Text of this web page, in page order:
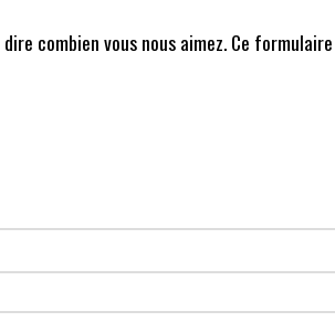
combien vous nous aimez. Ce